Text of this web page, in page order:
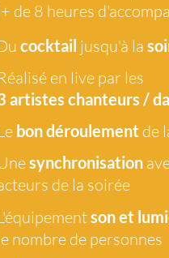
de 8 heures
cocktail jusqu'à la
en live par les
artistes chanteurs /
bon déroulement de
synchronisation
de la soirée
son et
nombre de personnes